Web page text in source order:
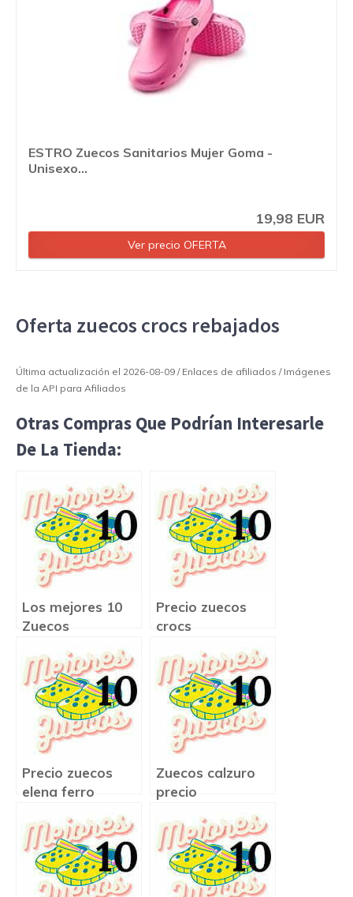
ESTRO Zuecos Sanitarios Mujer Goma -
Unisexo...
19,98 EUR
Ver precio OFERTA
Oferta zuecos crocs rebajados
Última actualización el 2026-08-09 / Enlaces de afiliados / Imágenes
de la API para Afiliados
Otras Compras Que Podrían Interesarle
De La Tienda:
Los mejores 10
Zuecos
Precio zuecos
crocs
Precio zuecos
elena ferro
Zuecos calzuro
precio